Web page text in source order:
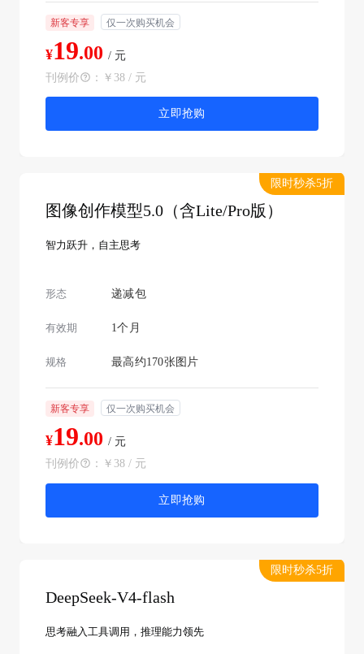
新客专享 仅一次购买机会
¥19.00 / 元
刊例价
： ￥38 / 元
立即抢购
限时秒杀5折
图像创作模型5.0（含Lite/Pro版）
智力跃升，自主思考
形态 递减包
有效期 1个月
规格 最高约170张图片
新客专享 仅一次购买机会
¥19.00 / 元
刊例价
： ￥38 / 元
立即抢购
限时秒杀5折
DeepSeek-V4-flash
思考融入工具调用，推理能力领先